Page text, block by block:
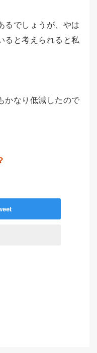
るでしょうが、やは
ると考えられると私
かなり低減したので